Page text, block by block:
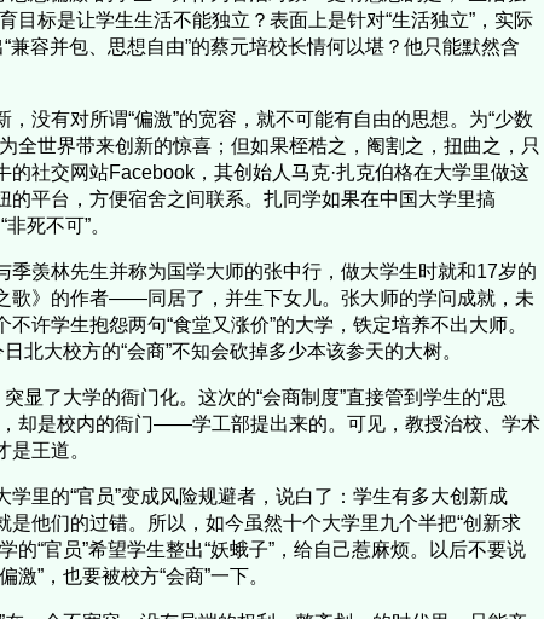
目标是让学生生活不能独立？表面上是针对“生活独立”，实际
兼容并包、思想自由”的蔡元培校长情何以堪？他只能默然含
没有对所谓“偏激”的宽容，就不可能有自由的思想。为“少数
全世界带来创新的惊喜；但如果桎梏之，阉割之，扭曲之，只
的社交网站Facebook，其创始人马克·扎克伯格在大学里做这
的平台，方便宿舍之间联系。扎同学如果在中国大学里搞
死不可”。
季羡林先生并称为国学大师的张中行，做大学生时就和17岁的
》的作者——同居了，并生下女儿。张大师的学问成就，未
许学生抱怨两句“食堂又涨价”的大学，铁定培养不出大师。
北大校方的“会商”不知会砍掉多少本该参天的大树。
显了大学的衙门化。这次的“会商制度”直接管到学生的“思
却是校内的衙门——学工部提出来的。可见，教授治校、学术
王道。
学里的“官员”变成风险规避者，说白了：学生有多大创新成
是他们的过错。所以，如今虽然十个大学里九个半把“创新求
的“官员”希望学生整出“妖蛾子”，给自己惹麻烦。以后不要说
”，也要被校方“会商”一下。